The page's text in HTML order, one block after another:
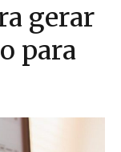
gerar
para